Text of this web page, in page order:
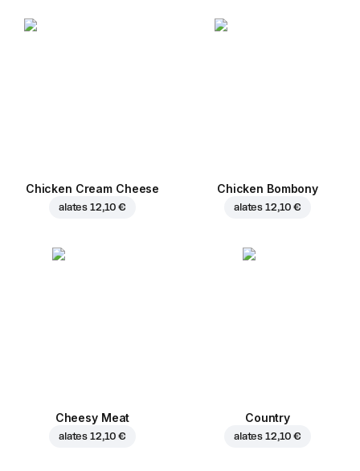
Chicken Cream Cheese
alates 12,10 €
Chicken Bombony
alates 12,10 €
Cheesy Meat
alates 12,10 €
Country
alates 12,10 €